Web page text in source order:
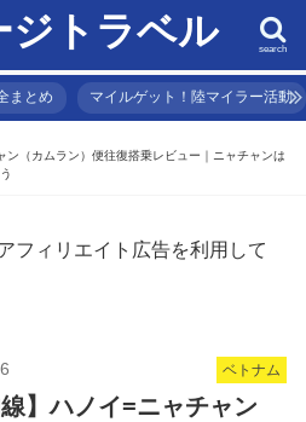
ジトラベル search
まとめ マイルゲット！陸マイラー活動
ン（カムラン）便往復搭乗レビュー｜ニャチャンは
フィリエイト広告を利用して
ベトナム
】ハノイ=ニャチャン